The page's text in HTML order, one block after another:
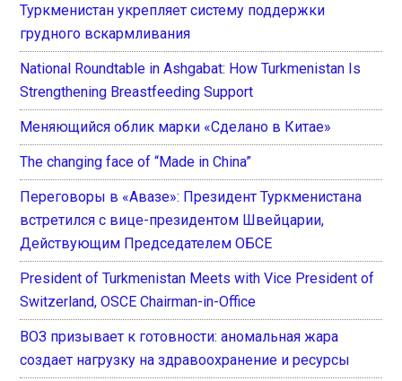
Туркменистан укрепляет систему поддержки
грудного вскармливания
National Roundtable in Ashgabat: How Turkmenistan Is
Strengthening Breastfeeding Support
Меняющийся облик марки «Сделано в Китае»
The changing face of “Made in China”
Переговоры в «Авазе»: Президент Туркменистана
встретился с вице-президентом Швейцарии,
Действующим Председателем ОБСЕ
President of Turkmenistan Meets with Vice President of
Switzerland, OSCE Chairman-in-Office
ВОЗ призывает к готовности: аномальная жара
создает нагрузку на здравоохранение и ресурсы